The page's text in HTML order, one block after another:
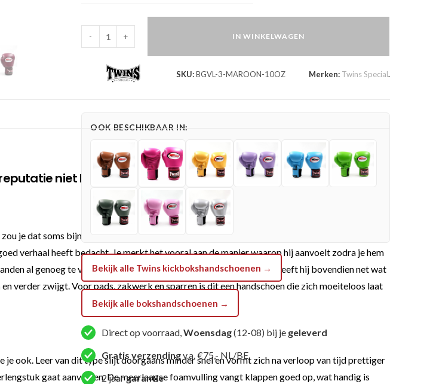
(BGVL
MAROON)
aantal
- + IN WINKELWAGEN
SKU:BGVL-3-MAROON-10OZ Merken: Twins Special.
OOK BESCHIKBAAR IN:
Bekijk alle Twins kickbokshandschoenen →
Bekijk alle bokshandschoenen →
Direct op voorraad,Woensdag(12-08) bij je geleverd
Gratis verzendingv.a. €75,- NL/BE
2 jaargarantie
niet hoeft uit te leggen
je dat soms bijna willen uit principe. Binnen Muay Thai, boksen en andere vechtsporten
verhaal heeft bedacht. Je merkt het vooral aan de manier waarop hij aanvoelt zodra je hem
al genoeg te verduren krijgen. Dankzij de bordeauxrode kleur heeft hij bovendien net wat
verder zwijgt. Voor pads, zakwerk en sparren is dit een handschoen die zich moeiteloos laat
je ook. Leer van dit type slijt doorgaans minder snel en vormt zich na verloop van tijd prettiger
gaat aanvoelen. De meerlaagse foamvulling vangt klappen goed op, wat handig is